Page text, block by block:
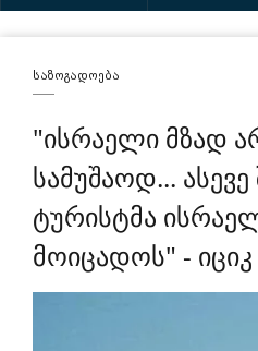
საზოგადოება
"ისრაელი მზად
სამუშაოდ...
ტურისტმა
მოიცადოს" -